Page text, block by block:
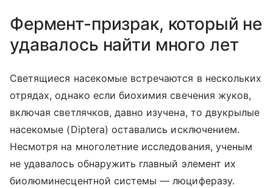
Фермент-призрак, который не
удавалось найти много лет
Светящиеся насекомые встречаются в нескольких
отрядах, однако если биохимия свечения жуков,
включая светлячков, давно изучена, то двукрылые
насекомые (Diptera) оставались исключением.
Несмотря на многолетние исследования, ученым
не удавалось обнаружить главный элемент их
биолюминесцентной системы — люциферазу.